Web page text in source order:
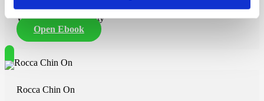
Wageningen University
Open Ebook
Rocca Chin On